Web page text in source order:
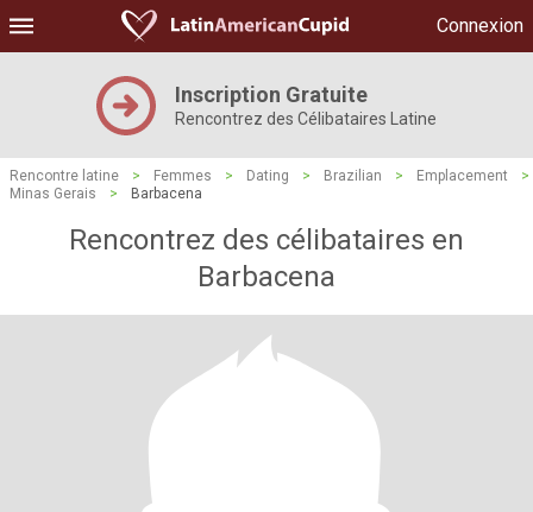
Connexion
Inscription Gratuite
Rencontrez des Célibataires Latine
Rencontre latine > Femmes > Dating > Brazilian > Emplacement
>
Minas Gerais
> Barbacena
Rencontrez des célibataires en
Barbacena